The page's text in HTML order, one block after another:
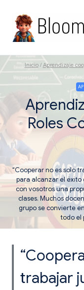
contenido
Inicio / Aprendizaje
Roles
“Cooperar no es solo
para alcanzar el éxito
con vosotros una
clases. Muchos
grupo se convierte
todo el
trabajar